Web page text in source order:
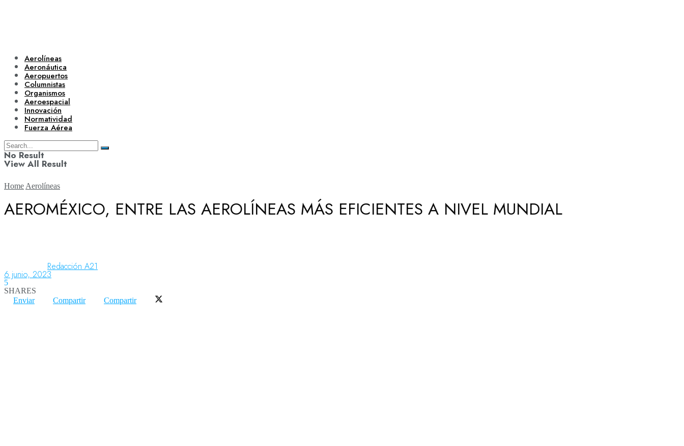
Aerolíneas
Aeronáutica
Aeropuertos
Columnistas
Organismos
Aeroespacial
Innovación
Normatividad
Fuerza Aérea
No Result
View All Result
Aeronáutica
Aeropuertos
Home Aerolíneas
AEROMÉXICO, ENTRE LAS AEROLÍNEAS MÁS EFICIENTES A NIVEL MUNDIAL
Redacción A21
6 junio, 2023
5
SHARES
Enviar
Compartir Compartir